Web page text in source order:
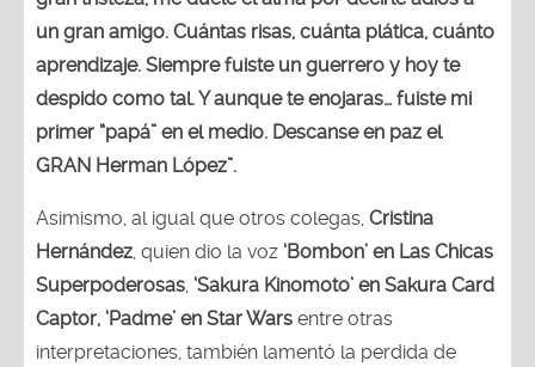
un gran amigo. Cuántas risas, cuánta plática, cuánto
aprendizaje. Siempre fuiste un guerrero y hoy te
despido como tal. Y aunque te enojaras… fuiste mi
primer “papá” en el medio. Descanse en paz el
GRAN Herman López”.
Asimismo, al igual que otros colegas, Cristina
Hernández , quien dio la voz ‘Bombon’ en Las Chicas
Superpoderosas ‘Sakura Kinomoto’ en Sakura Card
Captor, ‘Padme’ en Star Wars entre otras
interpretaciones, también lamentó la perdida de